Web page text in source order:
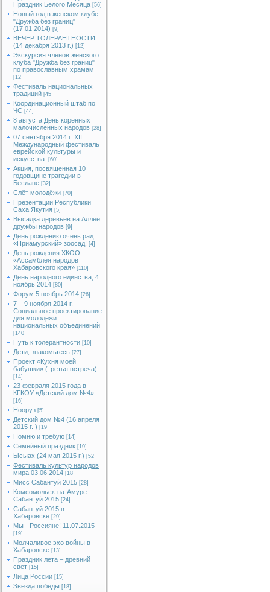
Праздник Белого Месяца [56]
Новый год в женском клубе
"Дружба без границ"
(17.01.2014) [9]
ВЕЧЕР ТОЛЕРАНТНОСТИ
(14 декабря 2013 г.) [12]
Экскурсия членов женского
клуба "Дружба без границ"
по православным храмам
[12]
Фестиваль национальных
традиций [45]
Координационный штаб по
ЧС [44]
8 августа День коренных
малочисленных народов [28]
07 сентября 2014 г. XII
Международный фестиваль
еврейской культуры и
искусства.
[60]
Акция, посвященная 10
годовщине трагедии в
Беслане [32]
Слёт молодёжи [70]
Презентации Республики
Саха Якутия [5]
Высадка деревьев на Аллее
дружбы народов [9]
День рождению очень рад
«Приамурский» зоосад! [4]
День рождения ХКОО
«Ассамблея народов
Хабаровского края» [110]
День народного единства, 4
ноябрь 2014 [80]
Форум 5 ноябрь 2014 [26]
7 – 9 ноября 2014 г.
Социальное проектирование
для молодёжи
национальных объединений
[140]
Путь к толерантности [10]
Дети, знакомьтесь [27]
Проект «Кухня моей
бабушки» (третья встреча)
[14]
23 февраля 2015 года в
КГКОУ «Детский дом №4»
[16]
Нооруз [5]
Детский дом №4 (16 апреля
2015 г. ) [19]
Помню и требую [14]
Семейный праздник [19]
Ысыах (24 мая 2015 г.) [52]
Фестиваль культур народов
мира 03.06.2014 [18]
Мисс Сабантуй 2015 [28]
Комсомольск-на-Амуре
Сабантуй 2015 [24]
Сабантуй 2015 в
Хабаровске [29]
Мы - Россияне! 11.07.2015
[19]
Молчаливое эхо войны в
Хабаровске [13]
Праздник лета – древний
свет [15]
Лица России [15]
Звезда победы [18]